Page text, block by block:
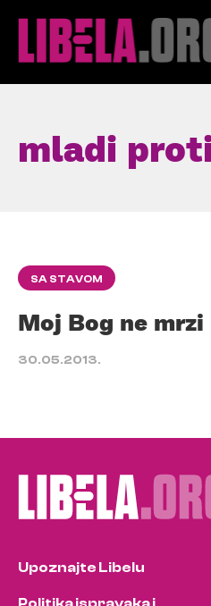
mladi
SA STAVOM
Moj Bog ne mrzi
30.05.2013.
Upoznajte Libelu